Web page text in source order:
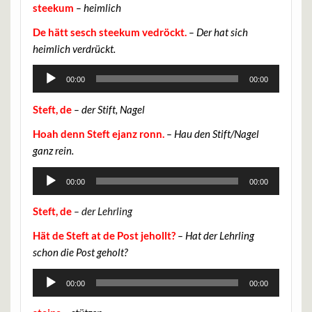
steekum – heimlich
De hätt sesch steekum vedröckt. – Der hat sich
heimlich verdrückt.
Audio-
00:00 00:00
Steft, de – der Stift, Nagel
Hoah denn Steft ejanz ronn. – Hau den Stift/Nagel
ganz rein.
Audio-
00:00 00:00
Steft, de – der Lehrling
Hät de Steft at de Post jehollt? – Hat der Lehrling
schon die Post geholt?
Audio-
00:00 00:00